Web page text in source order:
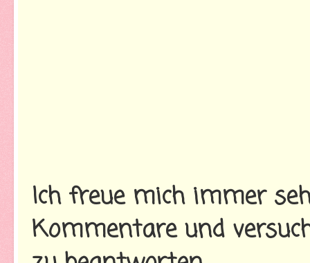
Ich freue mich immer
Kommentare und